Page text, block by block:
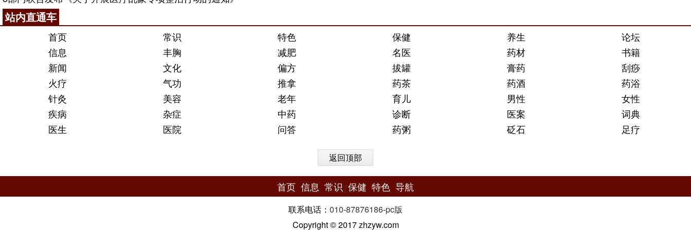
站内直通车
首页 常识 特色 保健 养生
论坛
信息
丰胸 减肥 名医 药材
书籍
新闻
文化 偏方 拔罐 膏药
刮痧
火疗
气功 推拿 药茶 药酒
药浴
针灸
美容 老年 育儿 男性
女性
疾病
杂症 中药 诊断 医案
词典
医生
医院 问答 药粥 砭石 足疗
返回顶部
首页 信息 常识 保健 特色 导航
联系电话： 010-87876186-pc版
Copyright © 2017 zhzyw.com